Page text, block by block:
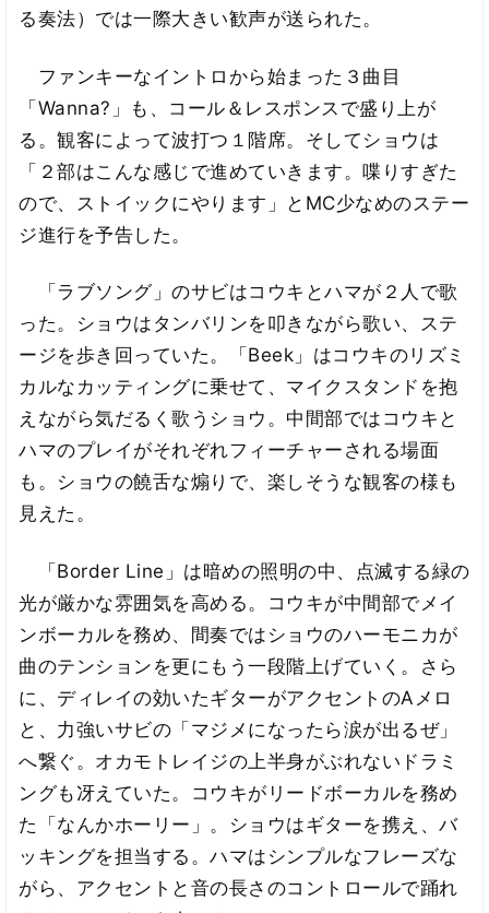
る奏法）では一際大きい歓声が送られた。
ファンキーなイントロから始まった３曲目
「Wanna?」も、コール＆レスポンスで盛り上が
る。観客によって波打つ１階席。そしてショウは
「２部はこんな感じで進めていきます。喋りすぎた
ので、ストイックにやります」とMC少なめのステー
ジ進行を予告した。
「ラブソング」のサビはコウキとハマが２人で歌
った。ショウはタンバリンを叩きながら歌い、ステ
ージを歩き回っていた。「Beek」はコウキのリズミ
カルなカッティングに乗せて、マイクスタンドを抱
えながら気だるく歌うショウ。中間部ではコウキと
ハマのプレイがそれぞれフィーチャーされる場面
も。ショウの饒舌な煽りで、楽しそうな観客の様も
見えた。
「Border Line」は暗めの照明の中、点滅する緑の
光が厳かな雰囲気を高める。コウキが中間部でメイ
ンボーカルを務め、間奏ではショウのハーモニカが
曲のテンションを更にもう一段階上げていく。さら
に、ディレイの効いたギターがアクセントのAメロ
と、力強いサビの「マジメになったら涙が出るぜ」
へ繋ぐ。オカモトレイジの上半身がぶれないドラミ
ングも冴えていた。コウキがリードボーカルを務め
た「なんかホーリー」。ショウはギターを携え、バ
ッキングを担当する。ハマはシンプルなフレーズな
がら、アクセントと音の長さのコントロールで踊れ